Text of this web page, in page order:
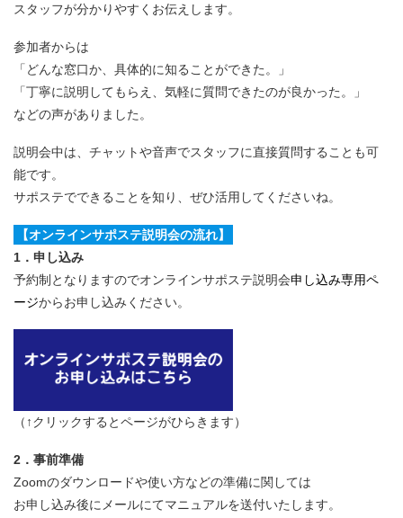
スタッフが分かりやすくお伝えします。
参加者からは
「どんな窓口か、具体的に知ることができた。」
「丁寧に説明してもらえ、気軽に質問できたのが良かった。」
などの声がありました。
説明会中は、チャットや音声でスタッフに直接質問することも可
能です。
サポステでできることを知り、ぜひ活用してくださいね。
【オンラインサポステ説明会の流れ】
1．申し込み
予約制となりますのでオンラインサポステ説明会申し込み専用ペ
ージからお申し込みください。
（↑クリックするとページがひらきます）
2．事前準備
Zoomのダウンロードや使い方などの準備に関しては
お申し込み後にメールにてマニュアルを送付いたします。